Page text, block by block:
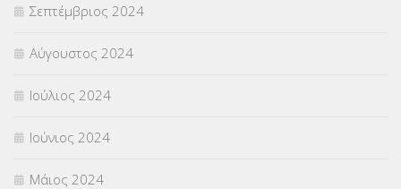
Σεπτέμβριος 2024
Αύγουστος 2024
Ιούλιος 2024
Ιούνιος 2024
Μάιος 2024